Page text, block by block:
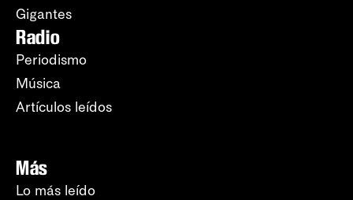
Gigantes
Radio
Periodismo
Música
Artículos leídos
Más
Lo más leído